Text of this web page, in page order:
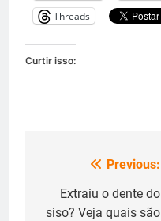
Threads
Curtir isso:
Navegação
de
Previous:
Extraiu o dente do
siso? Veja quais são